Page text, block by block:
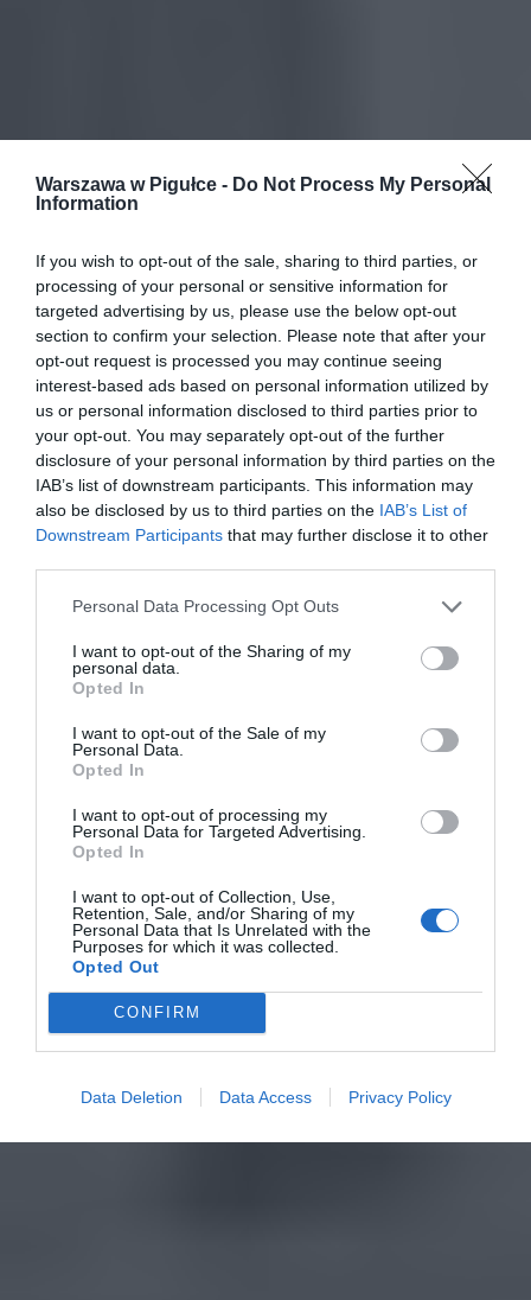
Warszawa w Pigułce - Do Not Process My Personal
Information
If you wish to opt-out of the sale, sharing to third parties, or
processing of your personal or sensitive information for
targeted advertising by us, please use the below opt-out
section to confirm your selection. Please note that after your
opt-out request is processed you may continue seeing
interest-based ads based on personal information utilized by
us or personal information disclosed to third parties prior to
your opt-out. You may separately opt-out of the further
disclosure of your personal information by third parties on the
IAB’s list of downstream participants. This information may
also be disclosed by us to third parties on the IAB’s List of
Downstream Participants that may further disclose it to other
Personal Data Processing Opt Outs
I want to opt-out of the Sharing of my
personal data.
Opted In
I want to opt-out of the Sale of my
Personal Data.
Opted In
I want to opt-out of processing my
Personal Data for Targeted Advertising.
Opted In
I want to opt-out of Collection, Use,
Retention, Sale, and/or Sharing of my
Personal Data that Is Unrelated with the
Purposes for which it was collected.
Opted Out
CONFIRM
Data Deletion Data Access Privacy Policy